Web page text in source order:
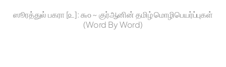
ஸூரத்துல் பகரா [௨]: ௬௦ ~ குர்ஆனின் தமிழ் மொழிபெயர்ப்புகள்
(Word By Word)